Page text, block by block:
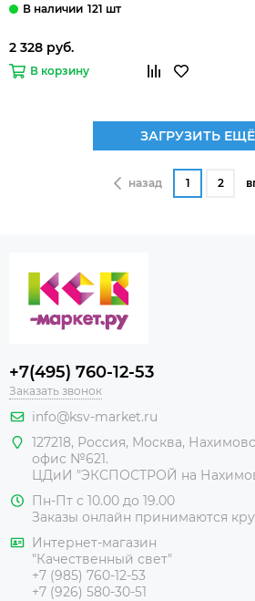
TR2124-WH белый Smart Base
121 шт
2 328 руб.
В корзину
ЗАГРУЗИТЬ ЕЩЁ
назад 1 2
+7(495) 760-12-53
Заказать звонок
info@ksv-market.ru
127218, Россия, Москва,
офис №621.
ЦДиИ "ЭКСПОСТРОЙ на
Пн-Пт с 10.00 до 19.00
Заказы онлайн принимаются
Интернет-магазин
"Качественный свет"
+7 (985) 760-12-53
+7 (926) 580-30-51